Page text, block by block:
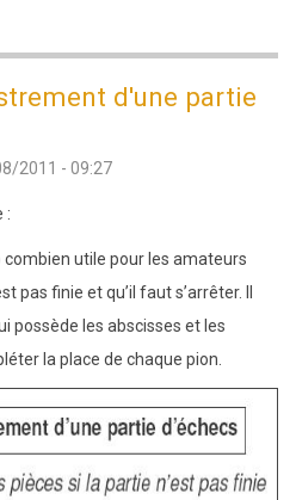
d'une partie
2011 - 09:27
:
combien utile pour les amateurs
pas finie et qu’il faut s’arrêter. Il
possède les abscisses et les
la place de chaque pion.